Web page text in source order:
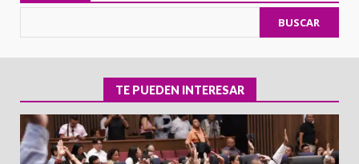
BUSCAR
TE PUEDEN INTERESAR